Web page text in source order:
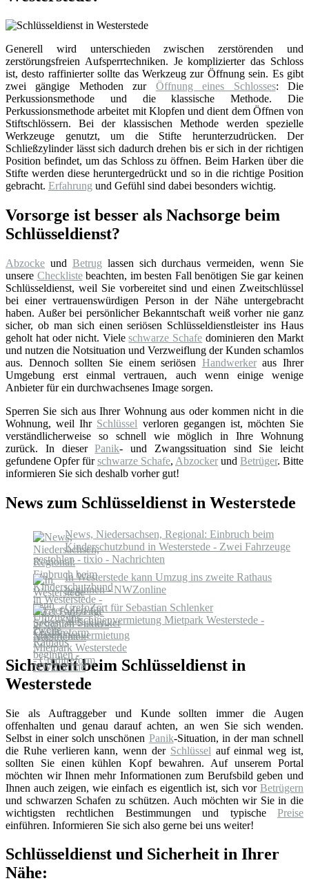
Generell wird unterschieden zwischen zerstörenden und
zerstörungsfreien Aufsperrtechniken. Je komplizierter das Schloss
ist, desto raffinierter sollte das Werkzeug zur Öffnung sein. Es gibt
zwei gängige Methoden zur Öffnung eines Schlosses: Die
Perkussionsmethode und die klassische Methode. Die
Perkussionsmethode arbeitet mit Klopfen und dient dem Öffnen von
Stiftschlössern. Bei der klassischen Methode werden spezielle
Werkzeuge genutzt, um die Stifte herunterzudrücken. Der
Schließzylinder lässt sich dadurch drehen bis er sich in der richtigen
Position befindet, um das Schloss zu öffnen. Beim Harken über die
Stifte werden diese heruntergedrückt und so in die richtige Position
gebracht. Erfahrung und Gefühl sind dabei besonders wichtig.
Vorsorge ist besser als Nachsorge beim
Schlüsseldienst?
Abzocke und Betrug lassen sich durchaus vermeiden, wenn Sie
unsere Checklistebeachten, im besten Fall benötigen Sie gar keinen
Schlüsseldienst, weil Sie vorbereitet sind und einen Zweitschlüssel
bei einer vertrauenswürdigen Person in der Nähe untergebracht
haben. Außer bei persönlicher Bekanntschaft weiß vorher nie ganz
sicher, ob man sich einen seriösen Schlüsseldienstleister ins Haus
geholt hat oder nicht. Vieleschwarze Schafe dominieren den Markt
und nutzen die Notsituation und Verzweiflung der Kunden schamlos
aus. Dennoch sollten Sie einem seriösen Handwerkeraus Ihrer
Umgebung erst einmal vertrauen, auch wenn einige wenige
Anbieter für ein durchwachsenes Image sorgen.
Sperren Sie sich aus Ihrer Wohnung aus oder kommen nicht in die
Wohnung, weil Ihr Schlüssel verloren gegangen ist, möchten Sie
verständlicherweise so schnell wie möglich in Ihre Wohnung
zurück. In dieserPanik- und Zwangssituation sind Sie leicht
gefundene Opfer fürschwarze Schafe, Abzocker und Betrüger. Bitte
informieren Sie sich deshalb vorher gut!
News zum Schlüsseldienst in Westerstede
News, Niedersachsen, Regional: Einbruch beim
Kinderschutzbund in Westerstede - Zwei Fahrzeuge
gestohlen - tixio - Nachrichten
In Westerstede kann Umzug ins zweite Rathaus
beginnen - NWZonline
CrefoZert für Sebastian Schlenker
Maschinenvermietung Mietpark Westerstede -
Creditreform
Sicherheit beim Schlüsseldienst in
Westerstede
Sie als Auftraggeber und Kunde sollten immer die Augen
offenhalten und genau darauf achten, an wen Sie sich wenden.
Selbst in einer solch unschönen Panik-Situation, in der man schnell
die Ruhe verlieren kann, wenn der Schlüssel auf einmal weg ist,
sollten Sie einen kühlen Kopf bewahren. Auf unserem Portal
möchten wir Ihnen mehr Informationen zum Berufsbild geben und
Ihnen auch zeigen, wie einfach es eigentlich ist, sich vor Betrügern
und schwarzen Schafen zu schützen. Auch möchten wir Sie in die
wichtigsten rechtlichen Bestimmungen und typische Preise
einführen. Informieren Sie sich also gerne bei uns weiter!
Schlüsseldienst und Sicherheit in Ihrer
Nähe: